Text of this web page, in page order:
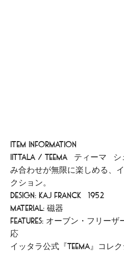
Item Information
iittala / Teema (ティーマ) シ
み合わせが無限に楽しめる、
クション。
Design: Kaj Franck (1952)
Material: 磁器
Features: オーブン・フリーザ
応
イッタラ公式『Teema』コレ